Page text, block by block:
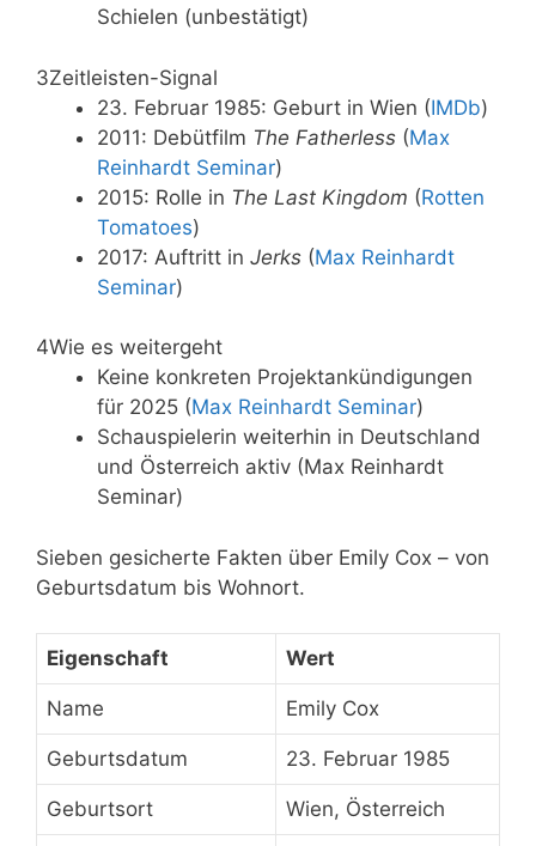
Schielen (unbestätigt)
3Zeitleisten-Signal
23. Februar 1985: Geburt in Wien (IMDb)
2011: Debütfilm The Fatherless (Max
Reinhardt Seminar)
2015: Rolle in The Last Kingdom (Rotten
Tomatoes)
2017: Auftritt in Jerks (Max Reinhardt
Seminar)
4Wie es weitergeht
Keine konkreten Projektankündigungen
für 2025 (Max Reinhardt Seminar)
Schauspielerin weiterhin in Deutschland
und Österreich aktiv (Max Reinhardt
Seminar)
Sieben gesicherte Fakten über Emily Cox – von
Geburtsdatum bis Wohnort.
Eigenschaft Wert
Name Emily Cox
Geburtsdatum 23. Februar 1985
Geburtsort Wien, Österreich